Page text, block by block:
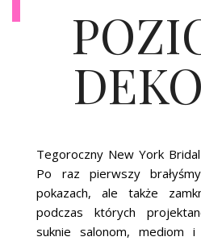
BRI GROUP
Tegoroczny New York
Po raz pierwszy
pokazach, ale także
podczas których
suknie salonom, mediom i